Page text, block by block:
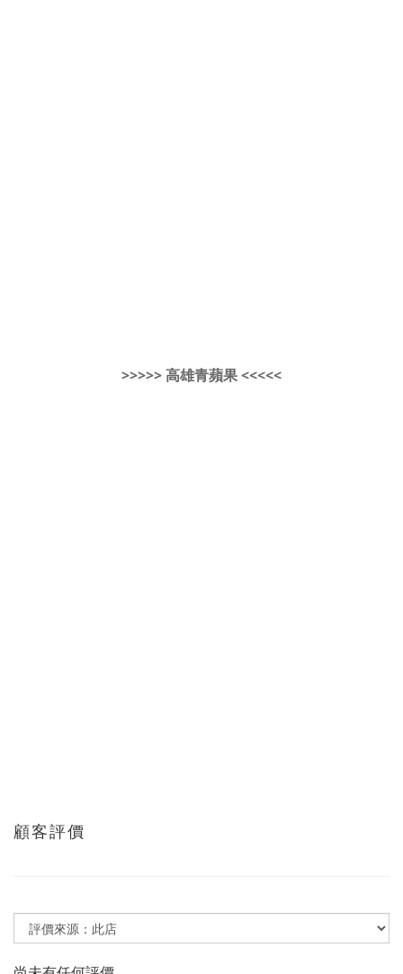
>>>>> 高雄青蘋果 <<<<<
顧客評價